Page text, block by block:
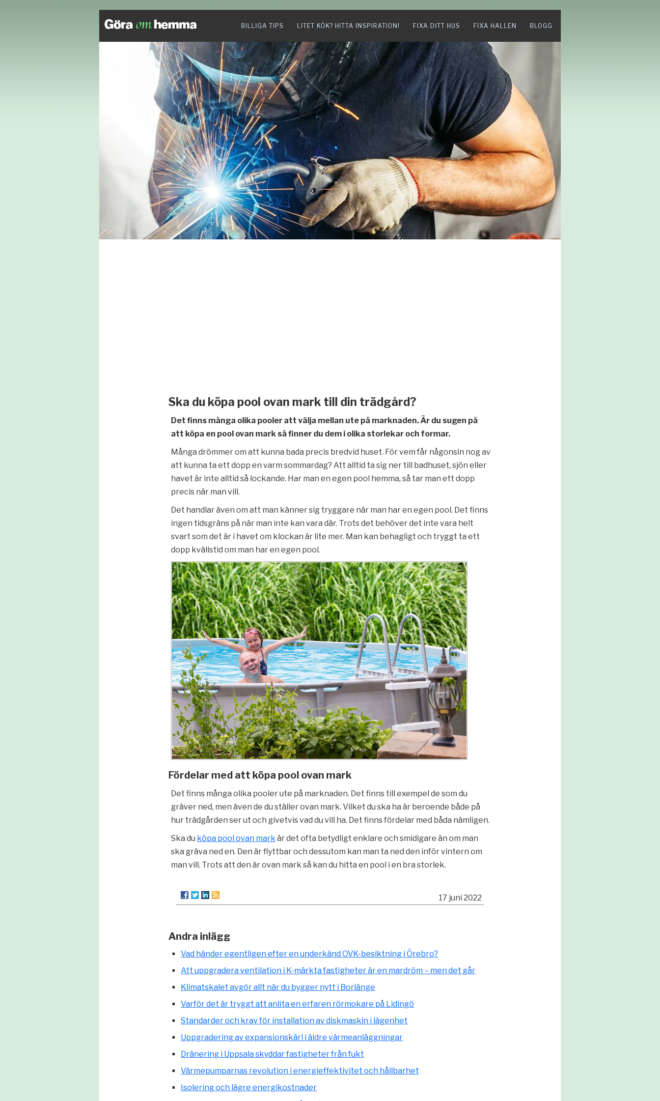
BILLIGA TIPS LITET KÖK? HITTA INSPIRATION! FIXA DITT HUS FIXA HALLEN BLOGG
Ska du köpa pool ovan mark till din trädgård?
Det finns många olika pooler att välja mellan ute på marknaden. Är du sugen på
att köpa en pool ovan mark så finner du dem i olika storlekar och formar.
Många drömmer om att kunna bada precis bredvid huset. För vem får någonsin nog av
att kunna ta ett dopp en varm sommardag? Att alltid ta sig ner till badhuset, sjön eller
havet är inte alltid så lockande. Har man en egen pool hemma, så tar man ett dopp
precis när man vill.
Det handlar även om att man känner sig tryggare när man har en egen pool. Det finns
ingen tidsgräns på när man inte kan vara där. Trots det behöver det inte vara helt
svart som det är i havet om klockan är lite mer. Man kan behagligt och tryggt ta ett
dopp kvällstid om man har en egen pool.
Fördelar med att köpa pool ovan mark
Det finns många olika pooler ute på marknaden. Det finns till exempel de som du
gräver ned, men även de du ställer ovan mark. Vilket du ska ha är beroende både på
hur trädgården ser ut och givetvis vad du vill ha. Det finns fördelar med båda nämligen.
Ska du köpa pool ovan mark är det ofta betydligt enklare och smidigare än om man
ska gräva ned en. Den är flyttbar och dessutom kan man ta ned den inför vintern om
man vill. Trots att den är ovan mark så kan du hitta en pool i en bra storlek.
17 juni 2022
Andra inlägg
Vad händer egentligen efter en underkänd OVK-besiktning i Örebro?
Att uppgradera ventilation i K-märkta fastigheter är en mardröm – men det går
Klimatskalet avgör allt när du bygger nytt i Borlänge
Varför det är tryggt att anlita en erfaren rörmokare på Lidingö
Standarder och krav för installation av diskmaskin i lägenhet
Uppgradering av expansionskärl i äldre värmeanläggningar
Dränering i Uppsala skyddar fastigheter från fukt
Värmepumparnas revolution i energieffektivitet och hållbarhet
Isolering och lägre energikostnader